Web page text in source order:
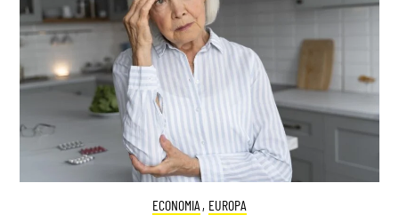
ECONOMIA , EUROPA